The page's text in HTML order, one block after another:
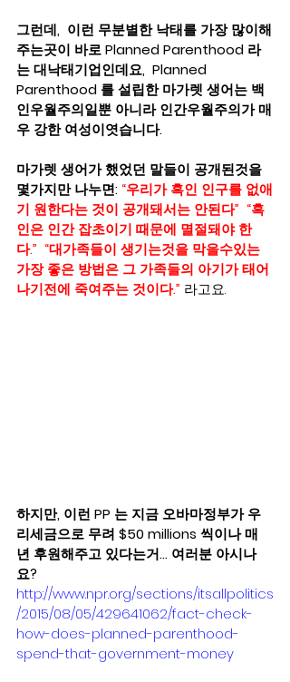
그런데,  이런 무분별한 낙태를 가장 많이해
주는곳이 바로 Planned Parenthood 라
는 대낙태기업인데요,  Planned
Parenthood 를 설립한 마가렛 생어는 백
인우월주의일뿐 아니라 인간우월주의가 매
우 강한 여성이엿습니다.
마가렛 생어가 했었던 말들이 공개된것을
몇가지만 나누면: “우리가 흑인 인구를 없애
기 원한다는 것이 공개돼서는 안된다”  “흑
인은 인간 잡초이기 때문에 멸절돼야 한
다.”  “대가족들이 생기는것을 막을수있는
가장 좋은 방법은 그 가족들의 아기가 태어
나기전에 죽여주는 것이다.” 라고요.
하지만, 이런 PP 는 지금 오바마정부가 우
리세금으로 무려 $50 millions 씩이나 매
년 후원해주고 있다는거… 여러분 아시나
요?
http://www.npr.org/sections/itsallpolitics
/2015/08/05/429641062/fact-check-
how-does-planned-parenthood-
spend-that-government-money